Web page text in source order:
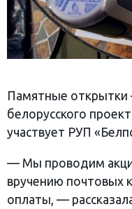
Памятные открытки
белорусского
участвует РУП
— Мы проводим
вручению почтовых
оплаты, —